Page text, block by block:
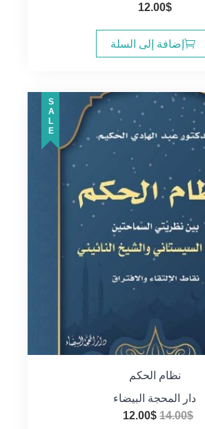
12.00$
إضافة إلى السلة
SALE
نظام الحكم
دار المحجة البيضاء
14.00$
السعر
12.00$